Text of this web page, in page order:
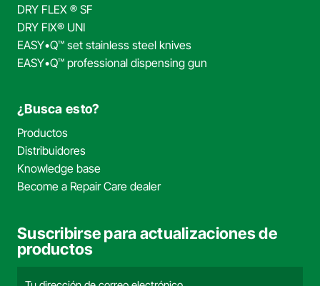
DRY FLEX ® SF
DRY FIX® UNI
EASY•Q™ set stainless steel knives
EASY•Q™ professional dispensing gun
¿Busca esto?
Productos
Distribuidores
Knowledge base
Become a Repair Care dealer
Suscribirse para actualizaciones de
productos